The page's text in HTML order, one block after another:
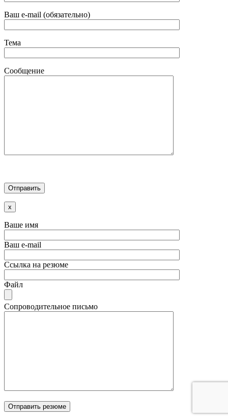
Ваш e-mail (обязательно)
Тема
Сообщение
x
Ваше имя
Ваш e-mail
Ссылка на резюме
Файл
Сопроводительное письмо